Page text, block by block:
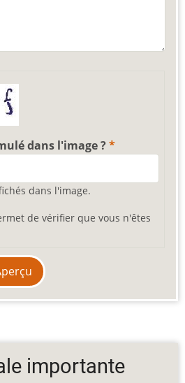
dans l'image ?
dans l'image.
de vérifier que vous n'êtes
importante